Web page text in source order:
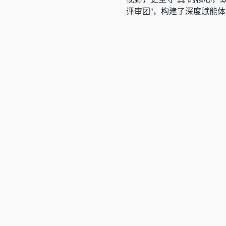
评审团”，构建了深度赋能